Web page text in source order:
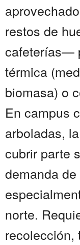
restos de
cafeterías—
térmica
biomasa) o
En campus
arboladas,
cubrir parte
demanda
norte.
recolección,